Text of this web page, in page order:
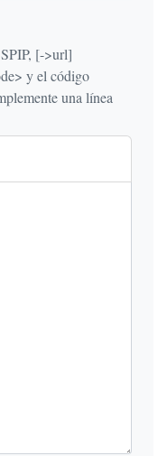
[->url]
una línea